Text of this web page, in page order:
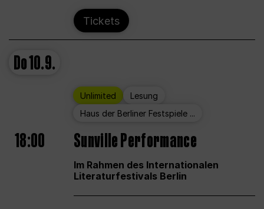
Tickets
Do10.9.
Unlimited
Lesung
Haus der Berliner Festspiele ...
18:00 Sunville Performance
Im Rahmen des Internationalen
Literaturfestivals Berlin